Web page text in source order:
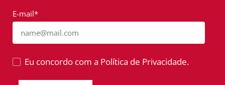
E-mail*
name@mail.com
Eu concordo com a Política de Privacidade.